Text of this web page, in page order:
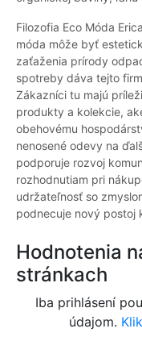
Filozofia Eco Móda
móda môže byť
zaťaženia prírody
spotreby dáva tejto
Zákazníci tu majú
produkty a kolekcie,
obehovému
nenosené odevy na
podporuje rozvoj
rozhodnutiam pri
udržateľnosť so
podnecuje nový postoj
Hodnotenia
stránkach
Iba prihlásení
údajom.